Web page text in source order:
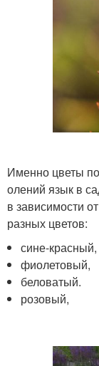
Именно цветы
олений язык в
в зависимости
разных цветов:
сине-красный,
фиолетовый,
беловатый.
розовый,